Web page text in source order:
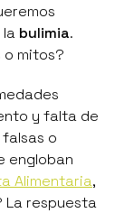
la bulimia.
o mitos?
y falta de
o
engloban
Alimentaria,
respuesta